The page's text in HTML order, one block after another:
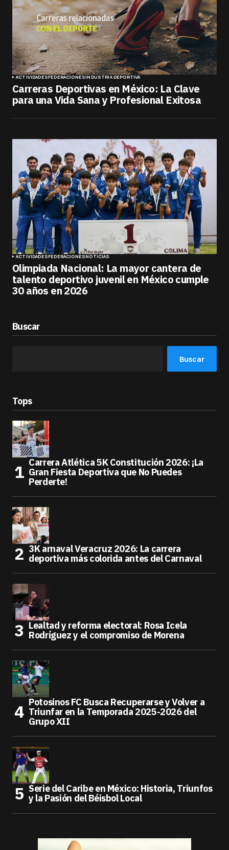
ACTIVIDADESFEDERACIONESINDUSTRIA DEPORTIVA
Carreras Deportivas en México: La Clave
para una Vida Sana y Profesional Exitosa
ACTIVIDADESFEDERACIONESNOTICIAS
Olimpiada Nacional: La mayor cantera de
talento deportivo juvenil en México cumple
30 años en 2026
Buscar
Buscar
Tops
Carrera Atlética 5K Constitución 2026: ¡La
Gran Fiesta Deportiva que No Puedes
Perderte!
3K arnaval Veracruz 2026: La carrera
deportiva más colorida antes del Carnaval
Lealtad y reforma electoral: Rosa Icela
Rodríguez y el compromiso de Morena
Potosinos FC Busca Recuperarse y Volver a
Triunfar en la Temporada 2025-2026 del
Grupo XII
Serie del Caribe en México: Historia, Triunfos
y la Pasión del Béisbol Local